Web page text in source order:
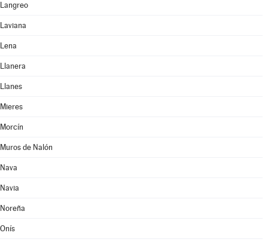
Langreo
Laviana
Lena
Llanera
Llanes
Mieres
Morcín
Muros de Nalón
Nava
Navia
Noreña
Onís